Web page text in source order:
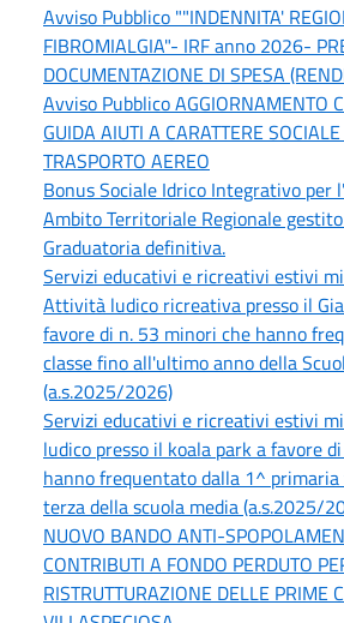
Avviso Pubblico ""INDENNITA'
FIBROMIALGIA"- IRF anno 2026-
DOCUMENTAZIONE DI SPESA
Avviso Pubblico AGGIORNAMENTO
GUIDA AIUTI A CARATTERE
TRASPORTO AEREO
Bonus Sociale Idrico Integrativo per
Ambito Territoriale Regionale
Graduatoria definitiva.
Servizi educativi e ricreativi estivi
Attività ludico ricreativa presso il
favore di n. 53 minori che hanno
classe fino all'ultimo anno della
(a.s.2025/2026)
Servizi educativi e ricreativi estivi
ludico presso il koala park a favore
hanno frequentato dalla 1^ primaria
terza della scuola media (a.s.2025/
NUOVO BANDO ANTI-
CONTRIBUTI A FONDO PERDUTO
RISTRUTTURAZIONE DELLE PRIME